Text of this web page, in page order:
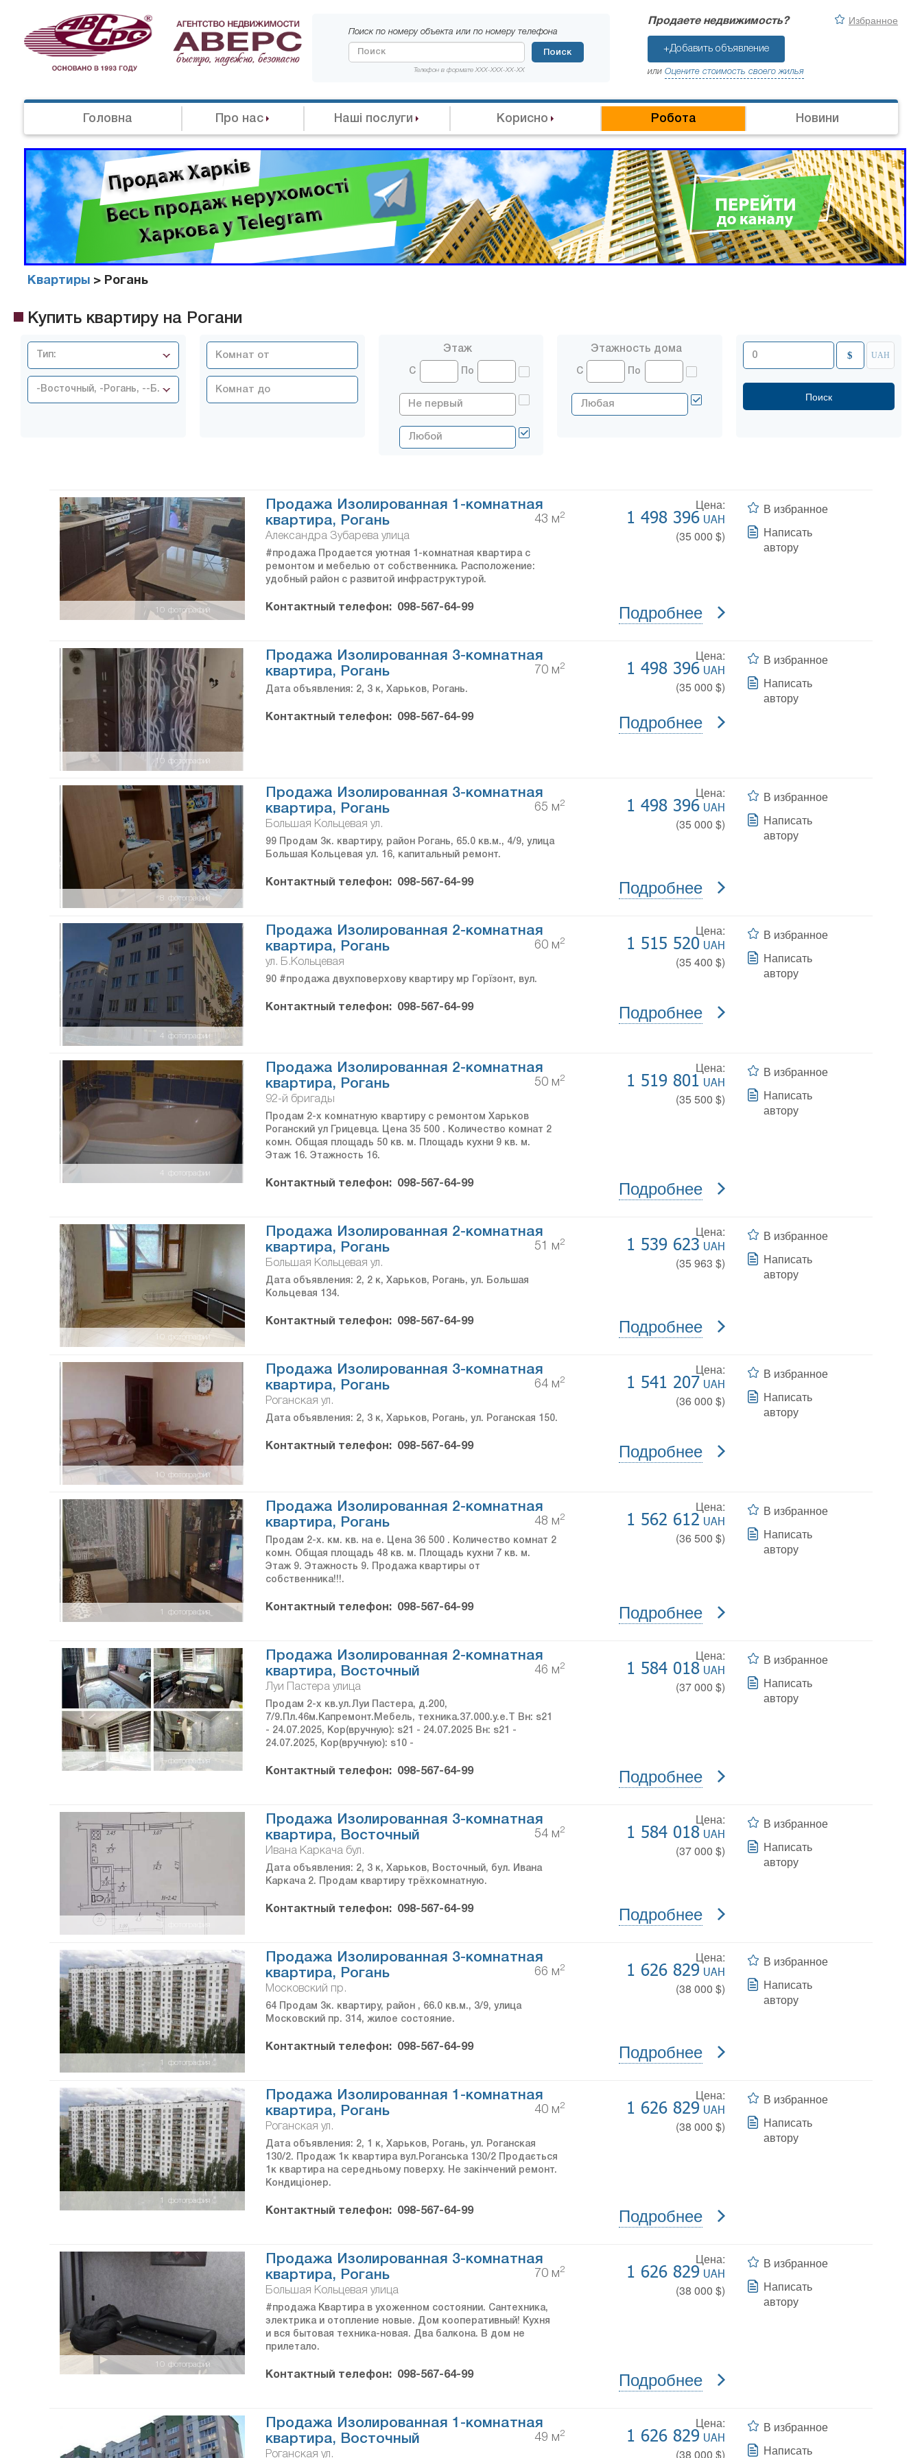
Поиск по номеру объекта или по номеру телефона
Телефон в формате XXX-XXX-XX-XX
Поиск
Продаете недвижимость?
+Добавить объявление
или Оцените стоимость своего жилья
Избранное
Головна Про нас Наші послуги Корисно Робота Новини
Квартиры > Рогань
Купить квартиру на Рогани
Тип:
-Восточный, -Рогань, --Б. Рогань
Этаж
С По
Этажность дома
С По
$ UAH
фотографий
10
Продажа Изолированная 1-комнатная
квартира, Рогань
43 м2
Александра Зубарева улица
#продажа Продается уютная 1-комнатная квартира с
ремонтом и мебелью от собственника. Расположение:
удобный район с развитой инфраструктурой.
Цена:
1 498 396UAH
(35 000 $)
Контактный телефон: 098-567-64-99 Подробнее
В избранное
Написать
автору
фотографий
10
Продажа Изолированная 3-комнатная
квартира, Рогань
70 м2
Дата объявления: 2, 3 к, Харьков, Рогань.
Цена:
1 498 396UAH
(35 000 $)
Контактный телефон: 098-567-64-99 Подробнее
В избранное
Написать
автору
фотографий
8
Продажа Изолированная 3-комнатная
квартира, Рогань
65 м2
Большая Кольцевая ул.
99 Продам 3к. квартиру, район Рогань, 65.0 кв.м., 4/9, улица
Большая Кольцевая ул. 16, капитальный ремонт.
Цена:
1 498 396UAH
(35 000 $)
Контактный телефон: 098-567-64-99 Подробнее
В избранное
Написать
автору
фотографии
4
Продажа Изолированная 2-комнатная
квартира, Рогань
60 м2
ул. Б.Кольцевая
90 #продажа двухповерхову квартиру мр Горїзонт, вул.
Цена:
1 515 520 UAH
(35 400 $)
Контактный телефон: 098-567-64-99 Подробнее
В избранное
Написать
автору
фотографии
Продажа Изолированная 2-комнатная
квартира, Рогань
50 м2
92-й бригады
Продам 2-х комнатную квартиру с ремонтом Харьков
Роганский ул Грицевца. Цена 35 500 . Количество комнат 2
комн. Общая площадь 50 кв. м. Площадь кухни 9 кв. м.
Этаж 16. Этажность 16.
Цена:
1 519 801 UAH
(35 500 $)
Контактный телефон: 098-567-64-99 Подробнее
В избранное
Написать
автору
фотографий
10
Продажа Изолированная 2-комнатная
квартира, Рогань
51 м2
Большая Кольцевая ул.
Дата объявления: 2, 2 к, Харьков, Рогань, ул. Большая
Кольцевая 134.
Цена:
1 539 623 UAH
(35 963 $)
Контактный телефон: 098-567-64-99 Подробнее
В избранное
Написать
автору
фотографий
10
Продажа Изолированная 3-комнатная
квартира, Рогань
64 м2
Роганская ул.
Дата объявления: 2, 3 к, Харьков, Рогань, ул. Роганская 150.
Цена:
1 541 207 UAH
(36 000 $)
Контактный телефон: 098-567-64-99 Подробнее
В избранное
Написать
автору
фотография
1
Продажа Изолированная 2-комнатная
квартира, Рогань
48 м2
Продам 2-х. км. кв. на е. Цена 36 500 . Количество комнат 2
комн. Общая площадь 48 кв. м. Площадь кухни 7 кв. м.
Этаж 9. Этажность 9. Продажа квартиры от
собственника!!!.
Цена:
1 562 612 UAH
(36 500 $)
Контактный телефон: 098-567-64-99 Подробнее
В избранное
Написать
автору
фотография
1
Продажа Изолированная 2-комнатная
квартира, Восточный
46 м2
Луи Пастера улица
Продам 2-х кв.ул.Луи Пастера, д.200,
7/9.Пл.46м.Капремонт.Мебель, техника.37.000.у.е.Т Вн: s21
- 24.07.2025, Кор(вручную): s21 - 24.07.2025 Вн: s21 -
24.07.2025, Кор(вручную): s10 -
Цена:
1 584 018UAH
(37 000 $)
Контактный телефон: 098-567-64-99 Подробнее
В избранное
Написать
автору
Продажа Изолированная 3-комнатная
квартира, Восточный
54 м2
Ивана Каркача бул.
Дата объявления: 2, 3 к, Харьков, Восточный, бул. Ивана
Каркача 2. Продам квартиру трёхкомнатную.
Цена:
1 584 018UAH
(37 000 $)
Контактный телефон: 098-567-64-99 Подробнее
В избранное
Написать
автору
фотография
1
Продажа Изолированная 3-комнатная
квартира, Рогань
66 м2
Московский пр.
64 Продам 3к. квартиру, район , 66.0 кв.м., 3/9, улица
Московский пр. 314, жилое состояние.
Цена:
1 626 829 UAH
(38 000 $)
Контактный телефон: 098-567-64-99 Подробнее
В избранное
Написать
автору
фотография
1
Продажа Изолированная 1-комнатная
квартира, Рогань
40 м2
Роганская ул.
Дата объявления: 2, 1 к, Харьков, Рогань, ул. Роганская
130/2. Продаж 1к квартира вул.Роганська 130/2 Продається
1к квартира на середньому поверху. Не закінчений ремонт.
Кондиціонер.
Цена:
1 626 829 UAH
(38 000 $)
Контактный телефон: 098-567-64-99 Подробнее
В избранное
Написать
автору
фотографий
10
Продажа Изолированная 3-комнатная
квартира, Рогань
70 м2
Большая Кольцевая улица
#продажа Квартира в ухоженном состоянии. Сантехника,
электрика и отопление новые. Дом кооперативный! Кухня
и вся бытовая техника-новая. Два балкона. В дом не
прилетало.
Цена:
1 626 829 UAH
(38 000 $)
Контактный телефон: 098-567-64-99 Подробнее
В избранное
Написать
автору
Продажа Изолированная 1-комнатная
квартира, Восточный
49 м2
Роганская ул.
Цена:
1 626 829 UAH
(38 000 $)
В избранное
Написать